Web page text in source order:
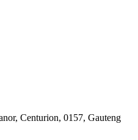
Centurion, 0157, Gauteng